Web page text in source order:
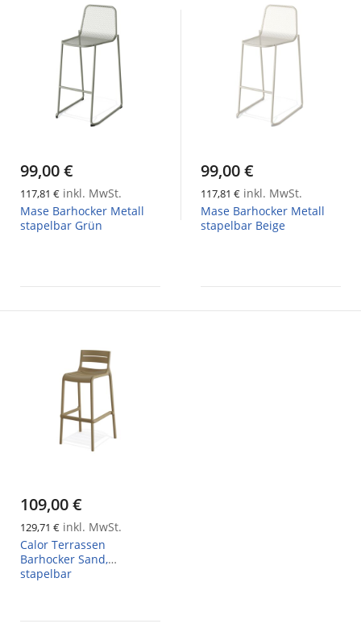
99,00 €
117,81 € inkl. MwSt.
Mase Barhocker Metall
stapelbar Grün
99,00 €
117,81 € inkl. MwSt.
Mase Barhocker Metall
stapelbar Beige
109,00 €
129,71 € inkl. MwSt.
Calor Terrassen
Barhocker Sand,
stapelbar